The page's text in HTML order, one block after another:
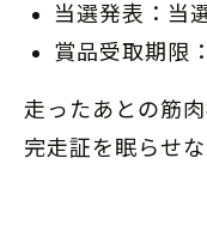
当選発表：当
賞品受取期限：
走ったあとの筋
完走証を眠らせ